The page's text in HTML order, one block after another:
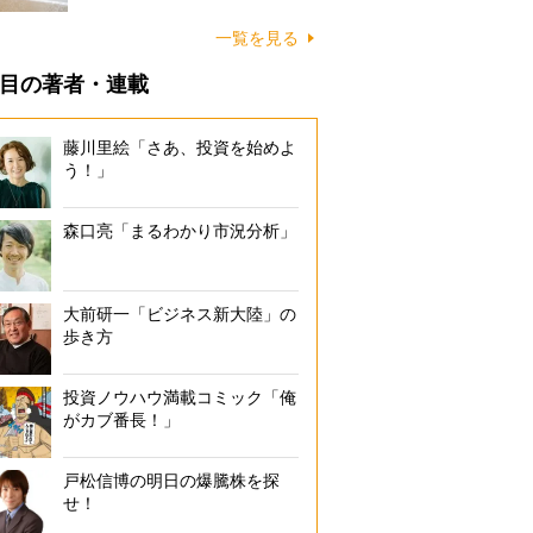
一覧を見る
の著者・連載
藤川里絵「さあ、投資を始めよ
う！」
森口亮「まるわかり市況分析」
大前研一「ビジネス新大陸」の
歩き方
投資ノウハウ満載コミック「俺
がカブ番長！」
戸松信博の明日の爆騰株を探
せ！